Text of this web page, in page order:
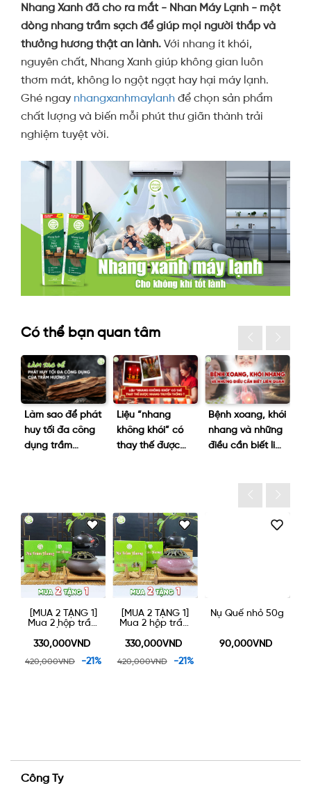
Nhang Xanh đã cho ra mắt - Nhan Máy Lạnh - một
dòng nhang trầm sạch để giúp mọi người thắp và
thưởng hương thật an lành. Với nhang ít khói,
nguyên chất, Nhang Xanh giúp không gian luôn
thơm mát, không lo ngột ngạt hay hại máy lạnh.
Ghé ngay nhangxanhmaylanh để chọn sản phẩm
chất lượng và biến mỗi phút thư giãn thành trải
nghiệm tuyệt vời.
Có thể bạn quan tâm
Làm sao để phát
huy tối đa công
dụng trầm
Liệu “nhang
không khói” có
thay thế được
Bệnh xoang, khói
nhang và những
điều cần biết liên
[MUA 2 TẶNG 1]
Mua 2 hộp trầm
tặng một lư gốm
xông trầm 90k
330,000VND
420,000VND -21%
[MUA 2 TẶNG 1]
Mua 2 hộp trầm
tặng một lư gốm
xông trầm 90k
330,000VND
420,000VND -21%
Nụ Quế nhỏ 50g
90,000VND
Công Ty